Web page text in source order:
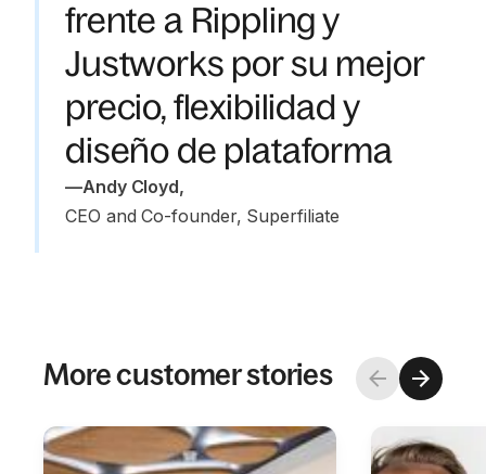
frente a Rippling y
Justworks por su mejor
precio, flexibilidad y
diseño de plataforma
—Andy Cloyd,
CEO and Co-founder, Superfiliate
More customer stories